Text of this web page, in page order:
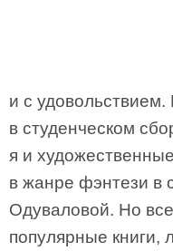
и с
в студенческом
я и
в жанре фэнтези в
Одуваловой. Но
популярные книги,